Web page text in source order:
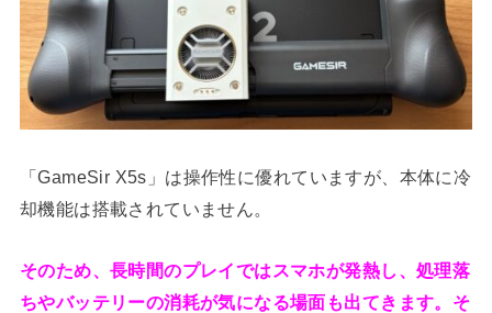
「GameSir X5s」は操作性に優れていますが、本体に冷
却機能は搭載されていません。
そのため、長時間のプレイではスマホが発熱し、処理落
ちやバッテリーの消耗が気になる場面も出てきます。そ